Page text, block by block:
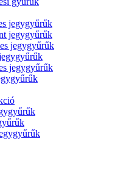
jegygyűrűk
jegygyűrűk
jegygyűrűk
jegygyűrűk